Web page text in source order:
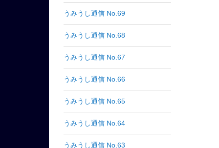
うみうし通信 No.69
うみうし通信 No.68
うみうし通信 No.67
うみうし通信 No.66
うみうし通信 No.65
うみうし通信 No.64
うみうし通信 No.63